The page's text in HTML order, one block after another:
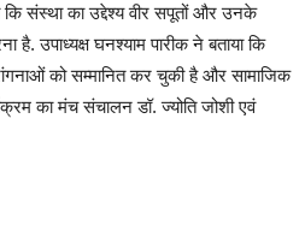
संस्था का उद्देश्य वीर सपूतों और उनके
है. उपाध्यक्ष घनश्याम पारीक ने बताया कि
को सम्मानित कर चुकी है और सामाजिक
का मंच संचालन डॉ. ज्योति जोशी एवं